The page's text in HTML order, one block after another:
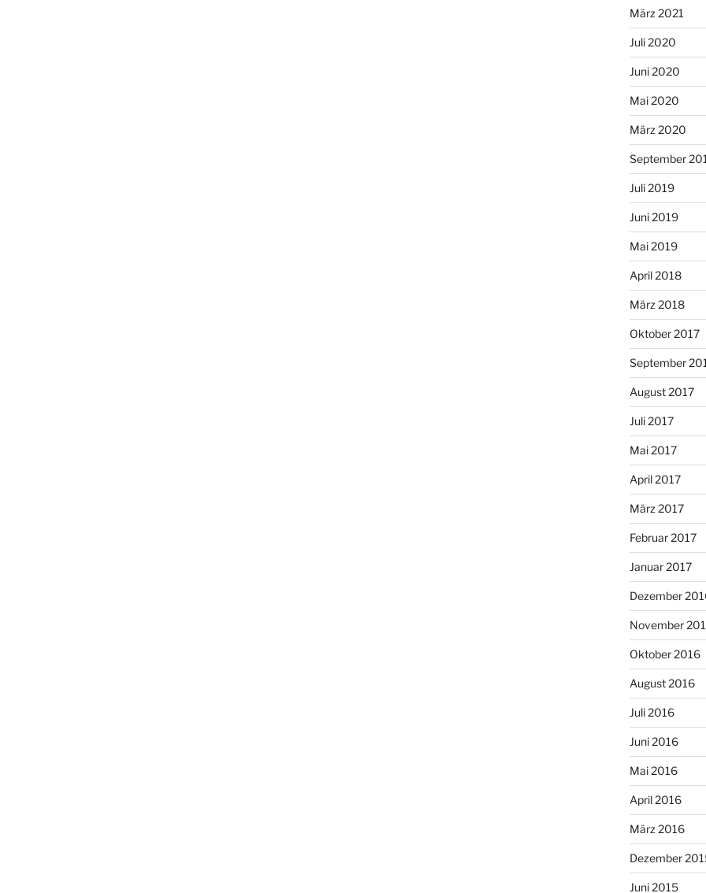
März 2021
Juli 2020
Juni 2020
Mai 2020
März 2020
September
Juli 2019
Juni 2019
Mai 2019
April 2018
März 2018
Oktober 2017
September
August 2017
Juli 2017
Mai 2017
April 2017
März 2017
Februar 2017
Januar 2017
Dezember
November
Oktober 2016
August 2016
Juli 2016
Juni 2016
Mai 2016
April 2016
März 2016
Dezember
Juni 2015